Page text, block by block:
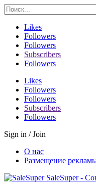
Likes
Followers
Followers
Subscribers
Followers
Likes
Followers
Followers
Subscribers
Followers
Sign in / Join
О нас
Размещение
SaleSuper -